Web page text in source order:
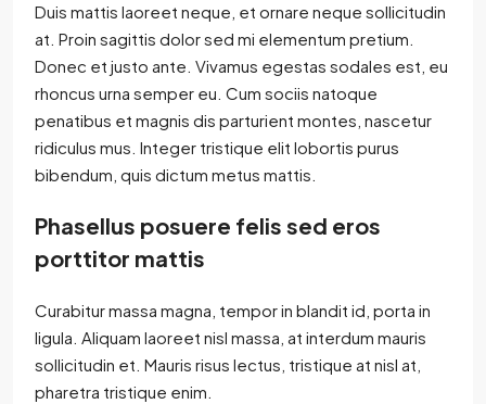
Duis mattis laoreet neque, et ornare neque sollicitudin
at. Proin sagittis dolor sed mi elementum pretium.
Donec et justo ante. Vivamus egestas sodales est, eu
rhoncus urna semper eu. Cum sociis natoque
penatibus et magnis dis parturient montes, nascetur
ridiculus mus. Integer tristique elit lobortis purus
bibendum, quis dictum metus mattis.
Phasellus posuere felis sed eros
porttitor mattis
Curabitur massa magna, tempor in blandit id, porta in
ligula. Aliquam laoreet nisl massa, at interdum mauris
sollicitudin et. Mauris risus lectus, tristique at nisl at,
pharetra tristique enim.